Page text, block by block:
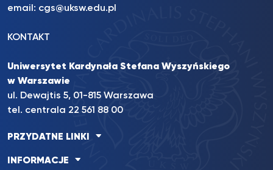
email: cgs@uksw.edu.pl
KONTAKT
Uniwersytet Kardynała Stefana Wyszyńskiego
w Warszawie
ul. Dewajtis 5, 01-815 Warszawa
tel. centrala 22 561 88 00
PRZYDATNE LINKI
INFORMACJE